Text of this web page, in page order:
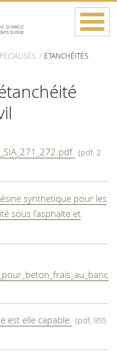
ETANCHÉITÉS
(pdf, 2
synthetique pour les
sous l'asphalte et
est elle capable (pdf, 955